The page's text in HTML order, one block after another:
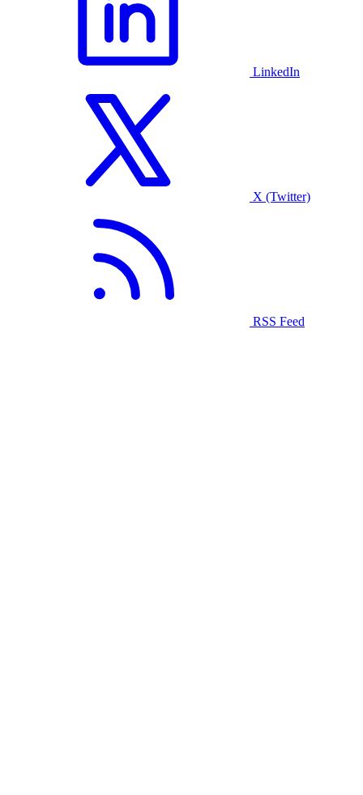
LinkedIn
X (Twitter)
RSS Feed